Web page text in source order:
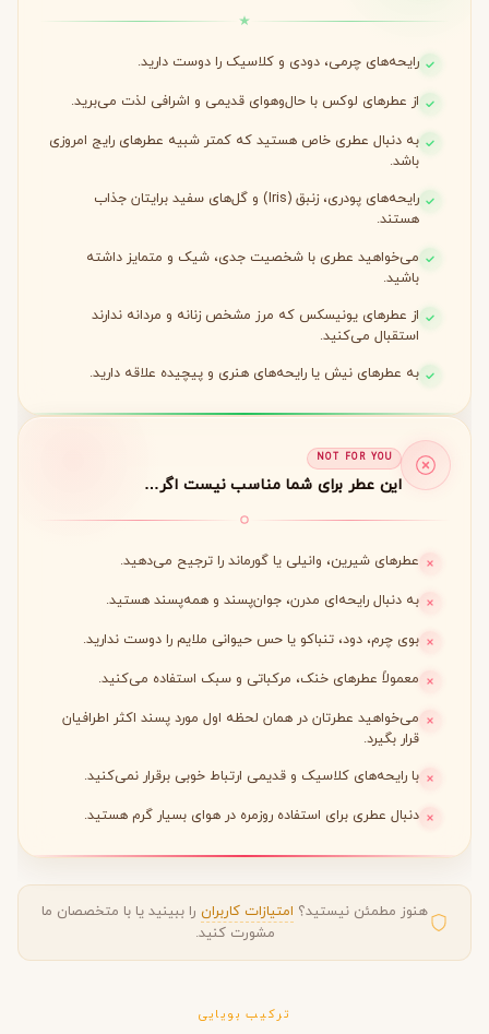
رایحه‌های چرمی، دودی و کلاسیک را دوست دارید.
از عطرهای لوکس با حال‌وهوای قدیمی و اشرافی لذت می‌برید.
به دنبال عطری خاص هستید که کمتر شبیه عطرهای رایج امروزی
باشد.
رایحه‌های پودری، زنبق (Iris) و گل‌های سفید برایتان جذاب
هستند.
می‌خواهید عطری با شخصیت جدی، شیک و متمایز داشته
باشید.
از عطرهای یونیسکس که مرز مشخص زنانه و مردانه ندارند
استقبال می‌کنید.
به عطرهای نیش یا رایحه‌های هنری و پیچیده علاقه دارید.
NOT FOR YOU
این عطر برای شما مناسب نیست اگر…
عطرهای شیرین، وانیلی یا گورماند را ترجیح می‌دهید.
به دنبال رایحه‌ای مدرن، جوان‌پسند و همه‌پسند هستید.
بوی چرم، دود، تنباکو یا حس حیوانی ملایم را دوست ندارید.
معمولاً عطرهای خنک، مرکباتی و سبک استفاده می‌کنید.
می‌خواهید عطرتان در همان لحظه اول مورد پسند اکثر اطرافیان
قرار بگیرد.
با رایحه‌های کلاسیک و قدیمی ارتباط خوبی برقرار نمی‌کنید.
دنبال عطری برای استفاده روزمره در هوای بسیار گرم هستید.
هنوز مطمئن نیستید؟ امتیازات کاربران را ببینید یا با متخصصان ما
مشورت کنید.
ترکیب بویایی